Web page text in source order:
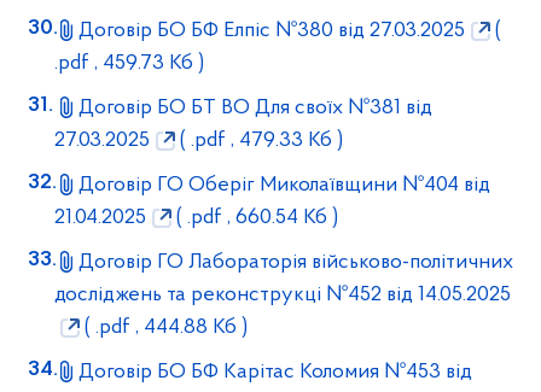
Договір БО БФ Елпіс №380 від 27.03.2025
(
.pdf , 459.73 Кб )
Договір БО БТ ВО Для своїх №381 від
27.03.2025
( .pdf , 479.33 Кб )
Договір ГО Оберіг Миколаївщини №404 від
21.04.2025
( .pdf , 660.54 Кб )
Договір ГО Лабораторія військово-політичних
досліджень та реконструкці №452 від 14.05.2025
( .pdf , 444.88 Кб )
Договір БО БФ Карітас Коломия №453 від